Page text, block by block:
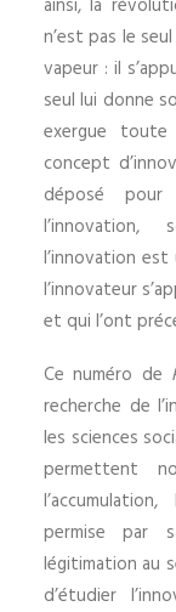
ainsi, la
n’est pas le
vapeur : il
seul lui donne
exergue
concept
déposé
l’innovation,
l’innovation
l’innovateur
et qui l’ont
Ce numéro de
recherche de
les sciences
permettent
permise par
légitimation au
d’étudier